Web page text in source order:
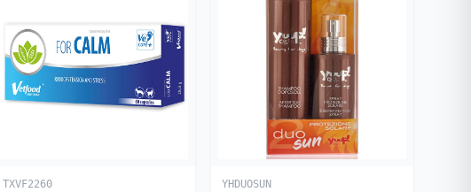
TXVF2260 YHDUOSUN